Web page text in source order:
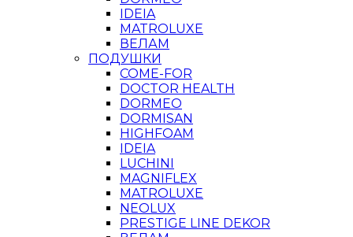
IDEIA
MATROLUXE
ВЕЛАМ
ПОДУШКИ
COME-FOR
DOCTOR HEALTH
DORMEO
DORMISAN
HIGHFOAM
IDEIA
LUCHINI
MAGNIFLEX
MATROLUXE
NEOLUX
PRESTIGE LINE DEKOR